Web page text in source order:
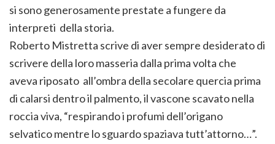
si sono generosamente prestate a fungere da
interpreti della storia.
Roberto Mistretta scrive di aver sempre desiderato di
scrivere della loro masseria dalla prima volta che
aveva riposato all’ombra della secolare quercia prima
di calarsi dentro il palmento, il vascone scavato nella
roccia viva, “respirando i profumi dell’origano
selvatico mentre lo sguardo spaziava tutt’attorno…”.